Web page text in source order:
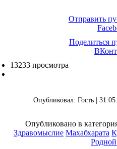
Отправить
Поделиться
13233 просмотра
Опубликовал: Гость |
Опубликовано в
Здравомыслие Махабхарата